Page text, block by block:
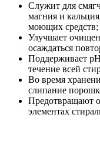
Служит для
магния и
моющих средств;
Улучшает
осаждаться
Поддерживает
течение всей
Во время
слипание
Предотвращают
элементах